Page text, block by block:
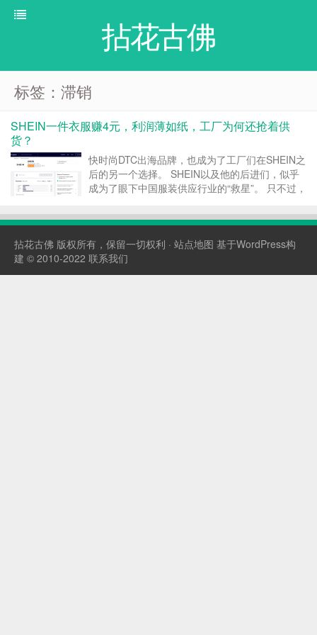
拈花古佛
标签：滞销
SHEIN一件衣服赚4元，利润薄如纸，工厂为何还抢着供
货？
快时尚DTC出海品牌，也成为了工厂们在SHEIN之
后的另一个选择。 SHEIN以及他的后进们，似乎
成为了眼下中国服装供应行业的“救星”。 只不过，
抛快销？速度、质量、浪费困局 SHEIN在2020年
拈花古佛 版权所有，保留一切权利 · 站点地图 基于WordPress构
建 © 2010-2022 联系我们